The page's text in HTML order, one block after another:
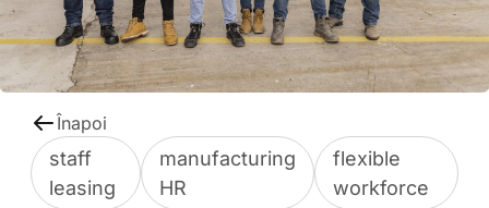
Înapoi
staff
leasing
manufacturing
HR
flexible
workforce